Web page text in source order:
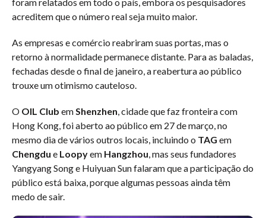
acreditem que o número real seja muito maior.
As empresas e comércio reabriram suas portas, mas o
retorno à normalidade permanece distante. Para as baladas,
fechadas desde o final de janeiro, a reabertura ao público
trouxe um otimismo cauteloso.
O OIL Club emShenzhen, cidade que faz fronteira com
Hong Kong, foi aberto ao público em 27 de março, no
mesmo dia de vários outros locais, incluindo o TAG em
Chengdu e Loopyem Hangzhou, mas seus fundadores
Yangyang Song e Huiyuan Sun falaram que a participação do
público está baixa, porque algumas pessoas ainda têm
medo de sair.